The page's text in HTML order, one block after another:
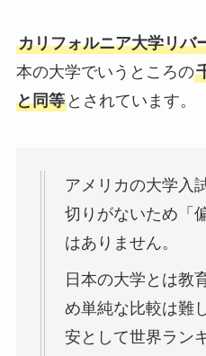
カリフォルニア大学リバ
本の大学でいうところの
と同等とされています。
アメリカの大学入
切りがないため「
はありません。
日本の大学とは教
め単純な比較は難
安として世界ラン